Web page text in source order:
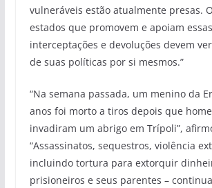
vulneráveis estão atualmente presas.
estados que promovem e apoiam essas
interceptações e devoluções devem
de suas políticas por si mesmos.”
“Na semana passada, um menino da
anos foi morto a tiros depois que
invadiram um abrigo em Trípoli”,
“Assassinatos, sequestros, violência
incluindo tortura para extorquir
prisioneiros e seus parentes –